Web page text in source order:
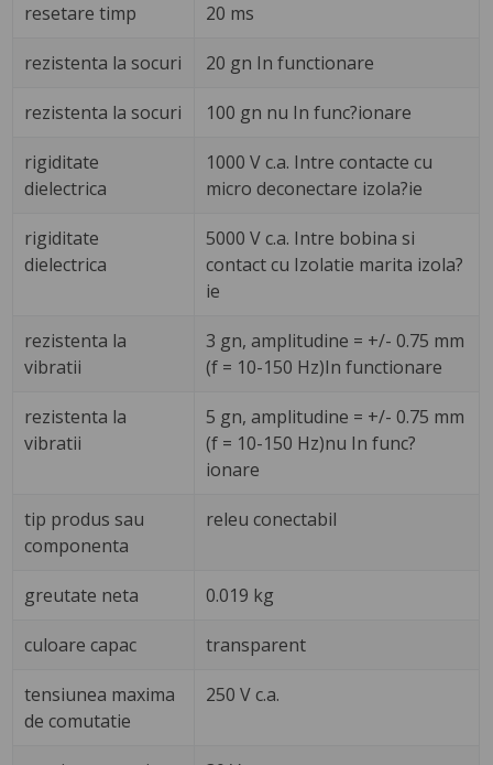
resetare timp 20 ms
rezistenta la socuri 20 gn In functionare
rezistenta la socuri 100 gn nu In func?ionare
rigiditate
dielectrica
1000 V c.a. Intre contacte cu
micro deconectare izola?ie
rigiditate
dielectrica
5000 V c.a. Intre bobina si
contact cu Izolatie marita izola?
ie
rezistenta la
vibratii
3 gn, amplitudine = +/- 0.75 mm
(f = 10-150 Hz)In functionare
rezistenta la
vibratii
5 gn, amplitudine = +/- 0.75 mm
(f = 10-150 Hz)nu In func?
ionare
tip produs sau
componenta
releu conectabil
greutate neta 0.019 kg
culoare capac transparent
tensiunea maxima
de comutatie
250 V c.a.